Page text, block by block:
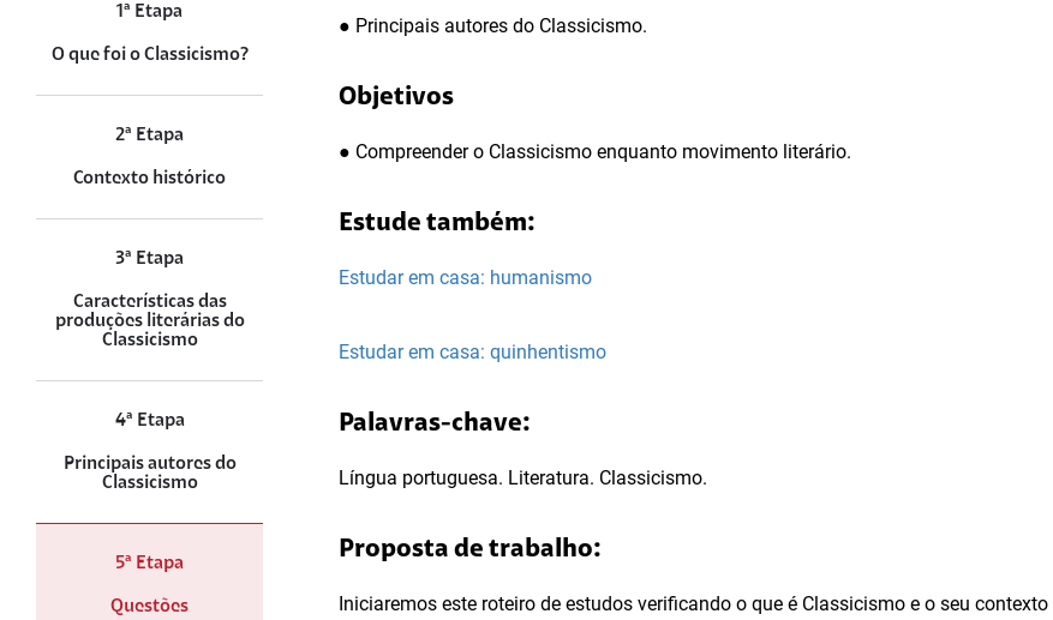
1ª Etapa
O que foi o Classicismo?
2ª Etapa
Contexto histórico
3ª Etapa
Características das
produções literárias do
Classicismo
4ª Etapa
Principais autores do
Classicismo
5ª Etapa
Questões
● Principais autores do Classicismo.
Objetivos
● Compreender o Classicismo enquanto movimento literário.
Estude também:
Estudar em casa: humanismo
Estudar em casa: quinhentismo
Palavras-chave:
Língua portuguesa. Literatura. Classicismo.
Proposta de trabalho:
Iniciaremos este roteiro de estudos verificando o que é Classicismo e o seu